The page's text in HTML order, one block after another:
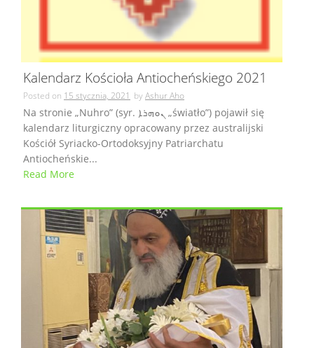
Kalendarz Kościoła Antiocheńskiego 2021
Posted on 15 stycznia, 2021 byAshur Aho
Na stronie „Nuhro” (syr. ܢܘܗܪܐ „światło”) pojawił się
kalendarz liturgiczny opracowany przez australijski
Kościół Syriacko-Ortodoksyjny Patriarchatu
Antiocheńskie...
Read More